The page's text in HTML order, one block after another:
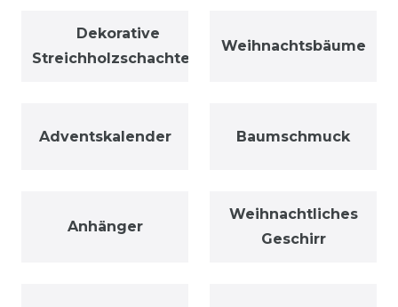
Dekorative
Streichholzschachteln
Weihnachtsbäume
Adventskalender Baumschmuck
Anhänger
Weihnachtliches
Geschirr